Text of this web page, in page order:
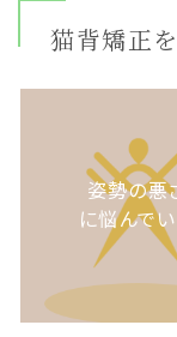
猫背矯正
姿勢の悪
に悩んで